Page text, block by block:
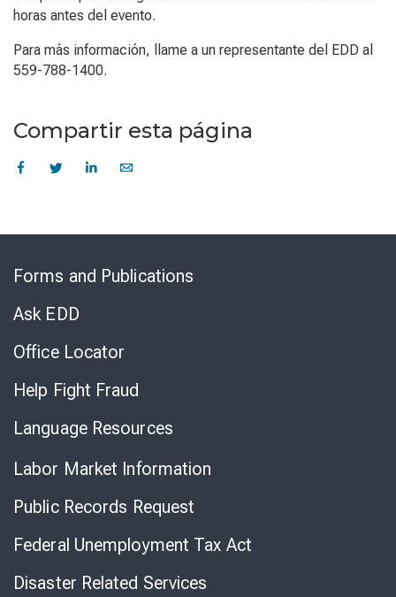
horas antes del evento.
Para más información, llame a un representante del EDD al
559-788-1400.
Compartir esta página
Forms and Publications
Ask EDD
Office Locator
Help Fight Fraud
Language Resources
Labor Market Information
Public Records Request
Federal Unemployment Tax Act
Disaster Related Services